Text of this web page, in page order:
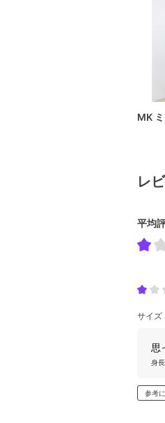
MK
レ
平均
サイズ
思
身
参考